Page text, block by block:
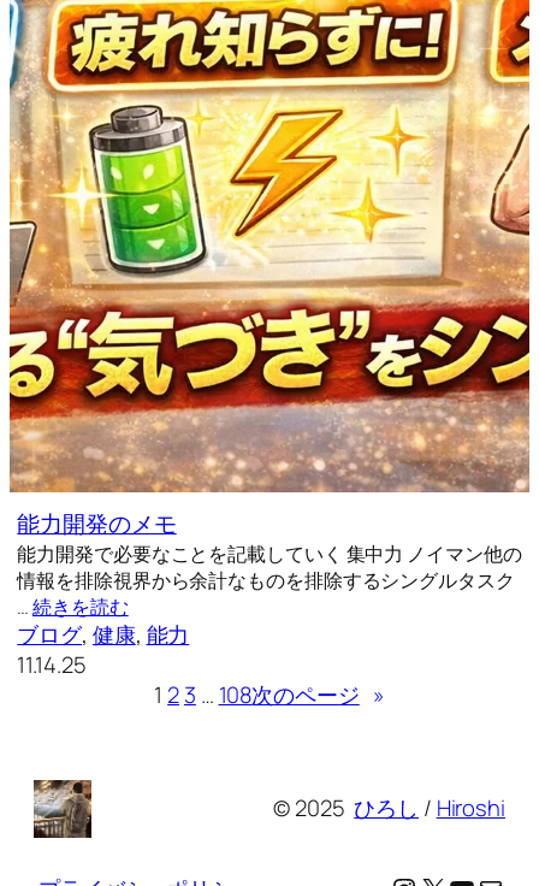
能力開発のメモ
能力開発で必要なことを記載していく 集中力 ノイマン他の
情報を排除視界から余計なものを排除するシングルタスク
…続きを読む
ブログ, 健康, 能力
11.14.25
1 23 … 108次のページ »
© 2025ひろし / Hiroshi